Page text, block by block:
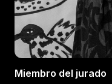
Miembro del jurado